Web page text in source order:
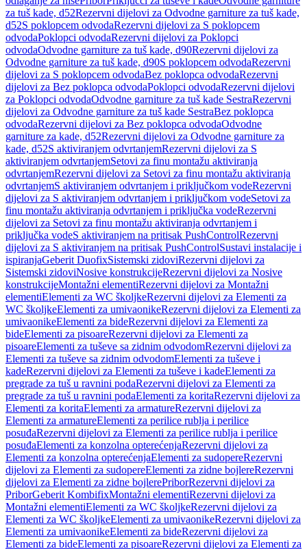
za tuš kade, d52Rezervni dijelovi za Odvodne garniture za tuš kade,
d52S poklopcem odvodaRezervni dijelovi za S poklopcem
odvodaPoklopci odvodaRezervni dijelovi za Poklopci
odvodaOdvodne garniture za tuš kade, d90Rezervni dijelovi za
Odvodne garniture za tuš kade, d90S poklopcem odvodaRezervni
dijelovi za S poklopcem odvodaBez poklopca odvodaRezervni
dijelovi za Bez poklopca odvodaPoklopci odvodaRezervni dijelovi
za Poklopci odvodaOdvodne garniture za tuš kade SestraRezervni
dijelovi za Odvodne garniture za tuš kade SestraBez poklopca
odvodaRezervni dijelovi za Bez poklopca odvodaOdvodne
garniture za kade, d52Rezervni dijelovi za Odvodne garniture za
kade, d52S aktiviranjem odvrtanjemRezervni dijelovi za S
aktiviranjem odvrtanjemSetovi za finu montažu aktiviranja
odvrtanjemRezervni dijelovi za Setovi za finu montažu aktiviranja
odvrtanjemS aktiviranjem odvrtanjem i priključkom vodeRezervni
dijelovi za S aktiviranjem odvrtanjem i priključkom vodeSetovi za
finu montažu aktiviranja odvrtanjem i priključka vodeRezervni
dijelovi za Setovi za finu montažu aktiviranja odvrtanjem i
priključka vodeS aktiviranjem na pritisak PushControlRezervni
dijelovi za S aktiviranjem na pritisak PushControlSustavi instalacije i
ispiranjaGeberit DuofixSistemski zidoviRezervni dijelovi za
Sistemski zidoviNosive konstrukcijeRezervni dijelovi za Nosive
konstrukcijeMontažni elementiRezervni dijelovi za Montažni
elementiElementi za WC školjkeRezervni dijelovi za Elementi za
WC školjkeElementi za umivaonikeRezervni dijelovi za Elementi za
umivaonikeElementi za bideRezervni dijelovi za Elementi za
bideElementi za pisoareRezervni dijelovi za Elementi za
pisoareElementi za tuševe sa zidnim odvodomRezervni dijelovi za
Elementi za tuševe sa zidnim odvodomElementi za tuševe i
kadeRezervni dijelovi za Elementi za tuševe i kadeElementi za
pregrade za tuš u ravnini podaRezervni dijelovi za Elementi za
pregrade za tuš u ravnini podaElementi za koritaRezervni dijelovi za
Elementi za koritaElementi za armatureRezervni dijelovi za
Elementi za armatureElementi za perilice rublja i perilice
posuđaRezervni dijelovi za Elementi za perilice rublja i perilice
posuđaElementi za konzolna opterećenjaRezervni dijelovi za
Elementi za konzolna opterećenjaElementi za sudopereRezervni
dijelovi za Elementi za sudopereElementi za zidne bojlereRezervni
dijelovi za Elementi za zidne bojlerePriborRezervni dijelovi za
PriborGeberit KombifixMontažni elementiRezervni dijelovi za
Montažni elementiElementi za WC školjkeRezervni dijelovi za
Elementi za WC školjkeElementi za umivaonikeRezervni dijelovi za
Elementi za umivaonikeElementi za bideRezervni dijelovi za
Elementi za bideElementi za pisoareRezervni dijelovi za Elementi za